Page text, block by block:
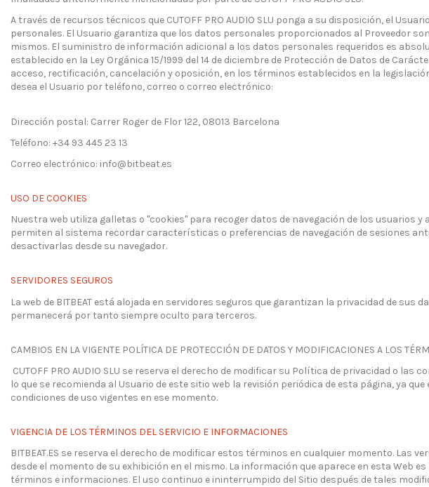
A través de recursos técnicos que CUTOFF PRO AUDIO SLU ponga a su disposición, el
personales. El Usuario garantiza que los datos personales proporcionados al Proveedor
mismos. El suministro de información adicional a los datos personales requeridos es
establecido en la Ley Orgánica 15/1999 del 14 de diciembre de Protección de Datos de
acceso, rectificación, cancelación y oposición, en los términos establecidos en la
desea el Usuario por teléfono, correo o correo electrónico:
Dirección postal: Carrer Roger de Flor 122, 08013 Barcelona
Teléfono: +34 93 445 23 13
Correo electrónico: info@bitbeat.es
USO DE COOKIES
Nuestra web utiliza galletas o "cookies" para recoger datos de navegación de los usuarios
permiten al sistema recordar características o preferencias de navegación de sesiones
desactivarlas desde su navegador.
SERVIDORES SEGUROS
La web de BITBEAT está alojada en servidores seguros que garantizan la privacidad de
permanecerá por tanto siempre oculto para terceros.
CAMBIOS EN LA VIGENTE POLÍTICA DE PROTECCIÓN DE DATOS Y MODIFICACIONES A LOS
CUTOFF PRO AUDIO SLU se reserva el derecho de modificar su Política de privacidad o
lo que se recomienda al Usuario de este sitio web la revisión periódica de esta página, ya
condiciones de uso vigentes en ese momento.
VIGENCIA DE LOS TÉRMINOS DEL SERVICIO E INFORMACIONES
BITBEAT.ES se reserva el derecho de modificar estos términos en cualquier momento.
desde el momento de su exhibición en el mismo. La información que aparece en esta Web
términos e informaciones. El uso continuo e ininterrumpido del Sitio después de tales